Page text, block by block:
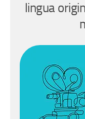
lingua